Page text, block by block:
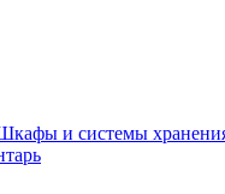
и системы